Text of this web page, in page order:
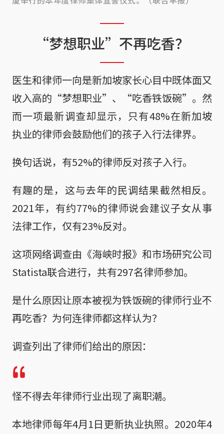
“梦想职业”不再吃香？
医生和律师一向是新加坡家长心目中既体面又
收入高的“梦想职业”、“吃香铁饭碗”。然
而一项最新调查却显示，只有48%在新加坡
执业的律师会鼓励他们的孩子入行法律界。
换句话说，有52%的律师反对孩子入行。
有趣的是，这与去年的民调结果截然相反。
2021年，有约77%的律师说会建议子女从事
法律工作，仅有23%反对。
这项网络调查由《海峡时报》和市场研究公司
Statista联合进行，共有297名律师参加。
是什么原因让原本被视为铁饭碗的律师行业不
再吃香？为何连律师都这样认为？
调查列出了律师们给出的原因：
怪不得去年律师行业出现了离职潮。
本地律师每年4月1日更新执业执照。2020年4